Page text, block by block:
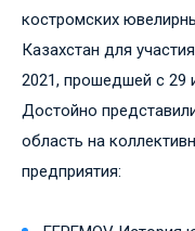
костромских
Казахстан для
2021, прошедшей с 29
Достойно
область на
предприятия: